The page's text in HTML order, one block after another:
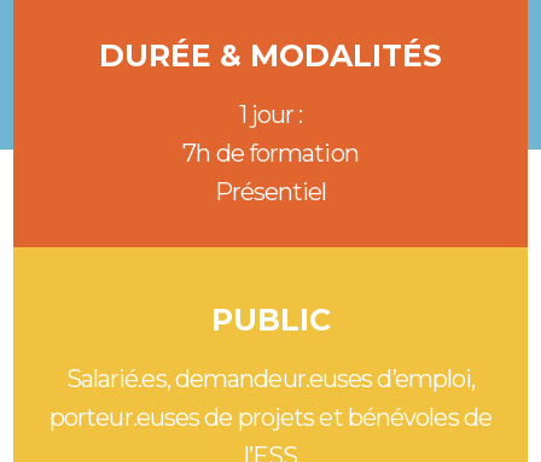
DURÉE & MODALITÉS
1 jour :
7h de formation
Présentiel
PUBLIC
Salarié.es, demandeur.euses d’emploi,
porteur.euses de projets et bénévoles de